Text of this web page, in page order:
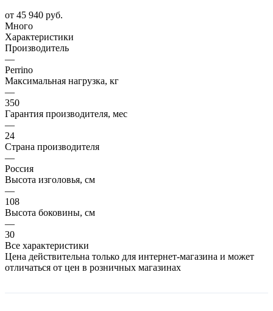
от 45 940 руб.
Много
Характеристики
Производитель
—
Perrino
Максимальная нагрузка, кг
—
350
Гарантия производителя, мес
—
24
Страна производителя
—
Россия
Высота изголовья, см
—
108
Высота боковины, см
—
30
Все характеристики
Цена действительна только для интернет-магазина и может
отличаться от цен в розничных магазинах